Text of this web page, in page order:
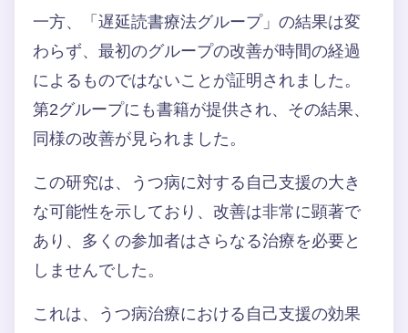
一方、「遅延読書療法グループ」の結果は変
わらず、最初のグループの改善が時間の経過
によるものではないことが証明されました。
第2グループにも書籍が提供され、その結果、
同様の改善が見られました。
この研究は、うつ病に対する自己支援の大き
な可能性を示しており、改善は非常に顕著で
あり、多くの参加者はさらなる治療を必要と
しませんでした。
これは、うつ病治療における自己支援の効果